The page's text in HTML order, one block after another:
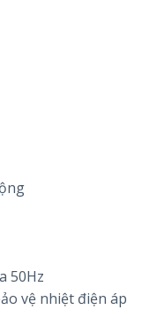
50Hz
vệ nhiệt điện áp